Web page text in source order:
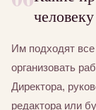
Им подходят
организовать
Директора,
редактора или